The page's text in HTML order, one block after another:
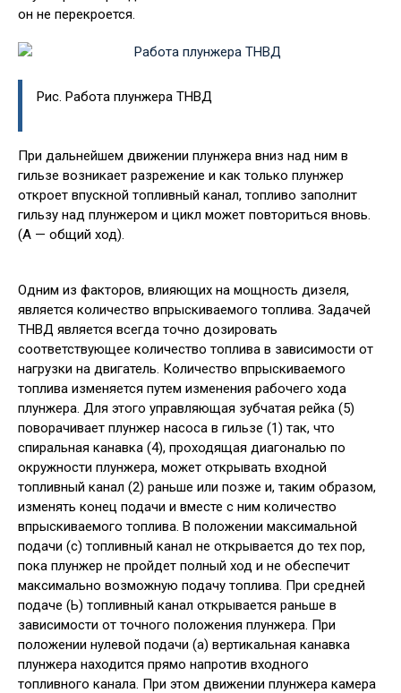
он не перекроется.
Рис. Работа плунжера ТНВД
При дальнейшем движении плунжера вниз над ним в
гильзе возникает разрежение и как только плунжер
откроет впускной топливный канал, топливо заполнит
гильзу над плунжером и цикл может повториться вновь.
(А — общий ход).
Одним из факторов, влияющих на мощность дизеля,
является количество впрыскиваемого топлива. Задачей
ТНВД является всегда точно дозировать
соответствующее количество топлива в зависимости от
нагрузки на двигатель. Количество впрыскиваемого
топлива изменяется путем изменения рабочего хода
плунжера. Для этого управляющая зубчатая рейка (5)
поворачивает плунжер насоса в гильзе (1) так, что
спиральная канавка (4), проходящая диагональю по
окружности плунжера, может открывать входной
топливный канал (2) раньше или позже и, таким образом,
изменять конец подачи и вместе с ним количество
впрыскиваемого топлива. В положении максимальной
подачи (с) топливный канал не открывается до тех пор,
пока плунжер не пройдет полный ход и не обеспечит
максимально возможную подачу топлива. При средней
подаче (Ь) топливный канал открывается раньше в
зависимости от точного положения плунжера. При
положении нулевой подачи (а) вертикальная канавка
плунжера находится прямо напротив входного
топливного канала. При этом движении плунжера камера